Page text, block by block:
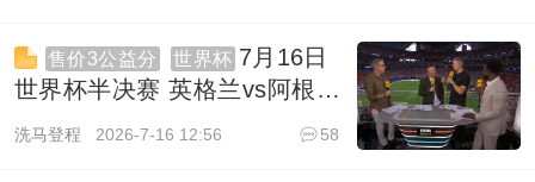
售价3公益分 世界杯 7月16日
世界杯半决赛 英格兰vs阿根廷
1080P 英语 BBC HD 13G TS
洗马登程 2026-7-16 12:56
58